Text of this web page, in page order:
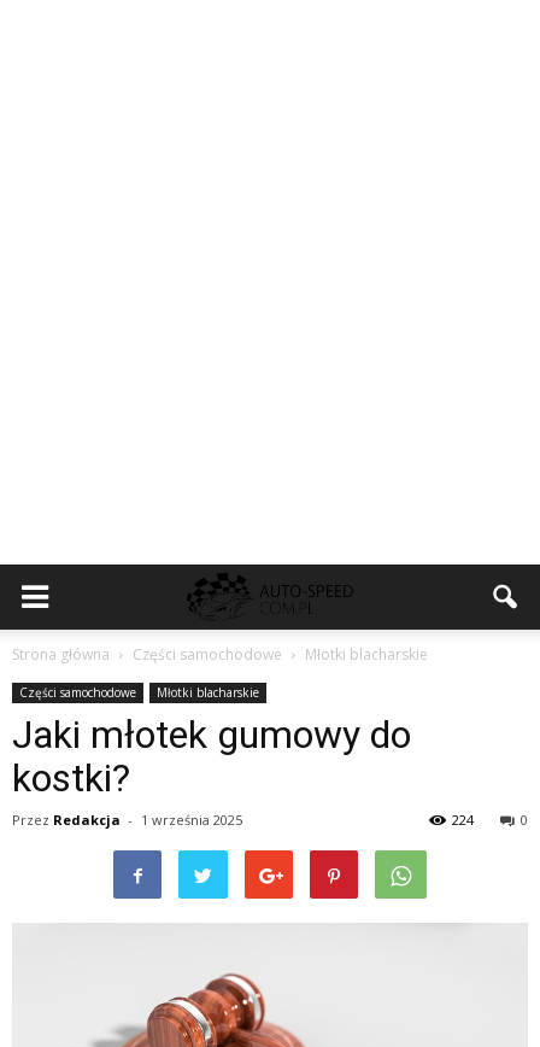
Strona główna Części samochodowe Młotki blacharskie
Części samochodowe Młotki blacharskie
Jaki młotek gumowy do
kostki?
Przez Redakcja - 1 września 2025 0
224